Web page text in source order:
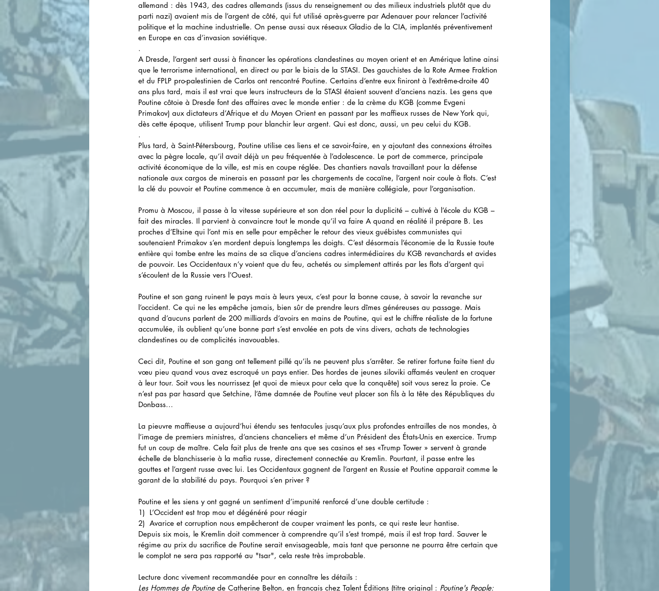
allemand : dès 1943, des cadres allemands (issus du renseignement ou des milieux industriels plutôt que du
parti nazi) avaient mis de l’argent de côté, qui fut utilisé après-guerre par Adenauer pour relancer l’activité
politique et la machine industrielle. On pense aussi aux réseaux Gladio de la CIA, implantés préventivement
en Europe en cas d’invasion soviétique.
.
A Dresde, l’argent sert aussi à financer les opérations clandestines au moyen orient et en Amérique latine ainsi
que le terrorisme international, en direct ou par le biais de la STASI. Des gauchistes de la Rote Armee Fraktion
et du FPLP pro-palestinien de Carlos ont rencontré Poutine. Certains d’entre eux finiront à l’extrême-droite 40
ans plus tard, mais il est vrai que leurs instructeurs de la STASI étaient souvent d’anciens nazis. Les gens que
Poutine côtoie à Dresde font des affaires avec le monde entier : de la crème du KGB (comme Evgeni
Primakov) aux dictateurs d’Afrique et du Moyen Orient en passant par les maffieux russes de New York qui,
dès cette époque, utilisent Trump pour blanchir leur argent. Qui est donc, aussi, un peu celui du KGB.
.
Plus tard, à Saint-Pétersbourg, Poutine utilise ces liens et ce savoir-faire, en y ajoutant des connexions étroites
avec la pègre locale, qu’il avait déjà un peu fréquentée à l’adolescence. Le port de commerce, principale
activité économique de la ville, est mis en coupe réglée. Des chantiers navals travaillant pour la défense
nationale aux cargos de minerais en passant par les chargements de cocaïne, l’argent noir coule à flots. C’est
la clé du pouvoir et Poutine commence à en accumuler, mais de manière collégiale, pour l’organisation.
Promu à Moscou, il passe à la vitesse supérieure et son don réel pour la duplicité – cultivé à l’école du KGB –
fait des miracles. Il parvient à convaincre tout le monde qu’il va faire A quand en réalité il prépare B. Les
proches d’Eltsine qui l’ont mis en selle pour empêcher le retour des vieux guébistes communistes qui
soutenaient Primakov s’en mordent depuis longtemps les doigts. C’est désormais l’économie de la Russie toute
entière qui tombe entre les mains de sa clique d’anciens cadres intermédiaires du KGB revanchards et avides
de pouvoir. Les Occidentaux n’y voient que du feu, achetés ou simplement attirés par les flots d’argent qui
s’écoulent de la Russie vers l’Ouest.
Poutine et son gang ruinent le pays mais à leurs yeux, c’est pour la bonne cause, à savoir la revanche sur
l’occident. Ce qui ne les empêche jamais, bien sûr de prendre leurs dîmes généreuses au passage. Mais
quand d’aucuns parlent de 200 milliards d’avoirs en mains de Poutine, qui est le chiffre réaliste de la fortune
accumulée, ils oublient qu’une bonne part s’est envolée en pots de vins divers, achats de technologies
clandestines ou de complicités inavouables.
Ceci dit, Poutine et son gang ont tellement pillé qu’ils ne peuvent plus s’arrêter. Se retirer fortune faite tient du
vœu pieu quand vous avez escroqué un pays entier. Des hordes de jeunes siloviki affamés veulent en croquer
à leur tour. Soit vous les nourrissez (et quoi de mieux pour cela que la conquête) soit vous serez la proie. Ce
n’est pas par hasard que Setchine, l’âme damnée de Poutine veut placer son fils à la tête des Républiques du
Donbass…
La pieuvre maffieuse a aujourd’hui étendu ses tentacules jusqu’aux plus profondes entrailles de nos mondes, à
l’image de premiers ministres, d’anciens chanceliers et même d’un Président des États-Unis en exercice. Trump
fut un coup de maître. Cela fait plus de trente ans que ses casinos et ses «Trump Tower » servent à grande
échelle de blanchisserie à la mafia russe, directement connectée au Kremlin. Pourtant, il passe entre les
gouttes et l’argent russe avec lui. Les Occidentaux gagnent de l’argent en Russie et Poutine apparait comme le
garant de la stabilité du pays. Pourquoi s’en priver ?
Poutine et les siens y ont gagné un sentiment d’impunité renforcé d’une double certitude :
1)  L’Occident est trop mou et dégénéré pour réagir
2)  Avarice et corruption nous empêcheront de couper vraiment les ponts, ce qui reste leur hantise.
Depuis six mois, le Kremlin doit commencer à comprendre qu’il s’est trompé, mais il est trop tard. Sauver le
régime au prix du sacrifice de Poutine serait envisageable, mais tant que personne ne pourra être certain que
le complot ne sera pas rapporté au "tsar", cela reste très improbable.
Lecture donc vivement recommandée pour en connaître les détails :
Les Hommes de Poutine de Catherine Belton, en français chez Talent Éditions (titre original : Poutine's People: